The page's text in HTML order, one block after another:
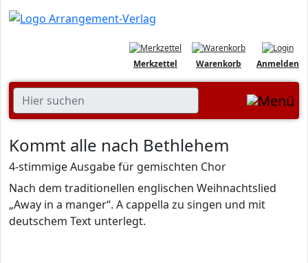
Anmelden
Warenkorb
Merkzettel
Kommt alle nach Bethlehem
4-stimmige Ausgabe für gemischten Chor
Nach dem traditionellen englischen Weihnachtslied
„Away in a manger“. A cappella zu singen und mit
deutschem Text unterlegt.